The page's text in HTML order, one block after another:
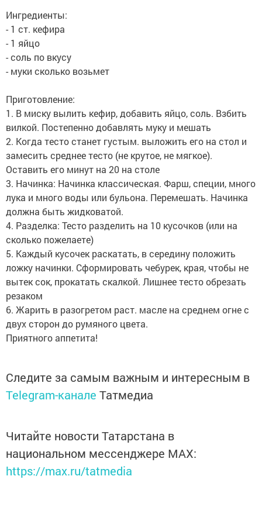
Ингредиенты:
- 1 ст. кефира
- 1 яйцо
- соль по вкусу
- муки сколько возьмет
Приготовление:
1. В миску вылить кефир, добавить яйцо, соль. Взбить
вилкой. Постепенно добавлять муку и мешать
2. Когда тесто станет густым. выложить его на стол и
замесить среднее тесто (не крутое, не мягкое).
Оставить его минут на 20 на столе
3. Начинка: Начинка классическая. Фарш, специи, много
лука и много воды или бульона. Перемешать. Начинка
должна быть жидковатой.
4. Разделка: Тесто разделить на 10 кусочков (или на
сколько пожелаете)
5. Каждый кусочек раскатать, в середину положить
ложку начинки. Сформировать чебурек, края, чтобы не
вытек сок, прокатать скалкой. Лишнее тесто обрезать
резаком
6. Жарить в разогретом раст. масле на среднем огне с
двух сторон до румяного цвета.
Приятного аппетита!
Следите за самым важным и интересным в
Telegram-канале Татмедиа
Читайте новости Татарстана в
национальном мессенджере MАХ:
https://max.ru/tatmedia